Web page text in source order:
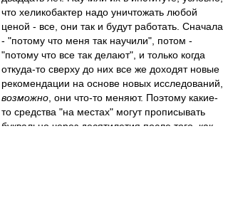
что хеликобактер надо уничтожать любой
ценой - все, они так и будут работать. Сначала
- "потому что меня так научили", потом -
"потому что все так делают", и только когда
откуда-то сверху до них все же доходят новые
рекомендации на основе новых исследований,
возможно , они что-то меняют. Поэтому какие-
то средства "на местах" могут прописывать
буквально через десятилетия после того, как